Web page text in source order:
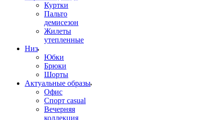
Куртки
Пальто
демисезон
Жилеты
утепленные
Низ
Юбки
Брюки
Шорты
Актуальные образы
Офис
Спорт casual
Вечерняя
коллекция